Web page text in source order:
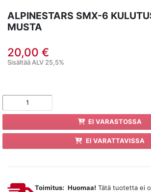
ALPINESTARS SMX-6
MUSTA
20,00 €
Sisältää ALV 25,5%
EI VARASTOSSA
EI VARATTAVISSA
Toimitus: Huomaa! Tätä tuotetta ei